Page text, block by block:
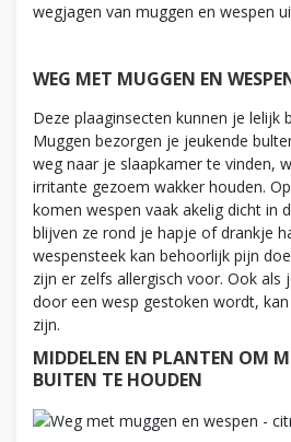
wegjagen van muggen en wespen
WEG MET MUGGEN EN
Deze plaaginsecten kunnen je lelijk
Muggen bezorgen je jeukende
weg naar je slaapkamer te vinden,
irritante gezoem wakker houden.
komen wespen vaak akelig dicht in
blijven ze rond je hapje of drankje
wespensteek kan behoorlijk pijn
zijn er zelfs allergisch voor. Ook als
door een wesp gestoken wordt,
zijn.
MIDDELEN EN PLANTEN OM
BUITEN TE HOUDEN